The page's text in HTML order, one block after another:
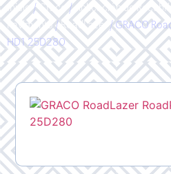
Inicio/Graco/Aplicación de
Pavimento/RoadLazer/ GRACO
HD1 25D280